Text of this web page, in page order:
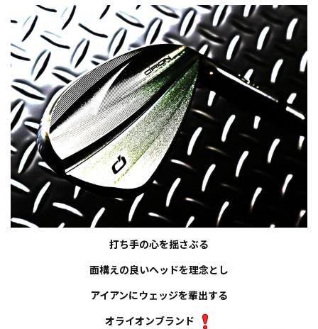
打ち手の心を揺さぶる
面構えの良いヘッドを理念とし
アイアンにウェッジを輩出する
オライオンブランド